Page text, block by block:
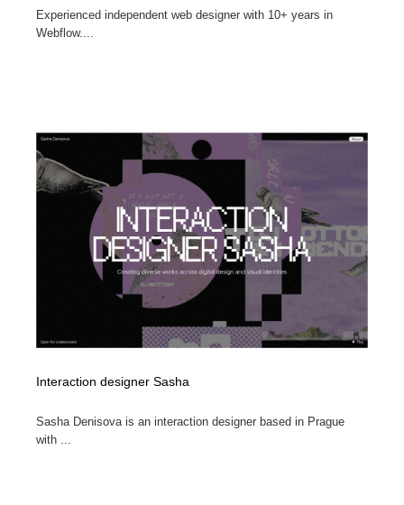
Experienced independent web designer with 10+ years in
Webflow....
Interaction designer Sasha
Sasha Denisova is an interaction designer based in Prague
with ...